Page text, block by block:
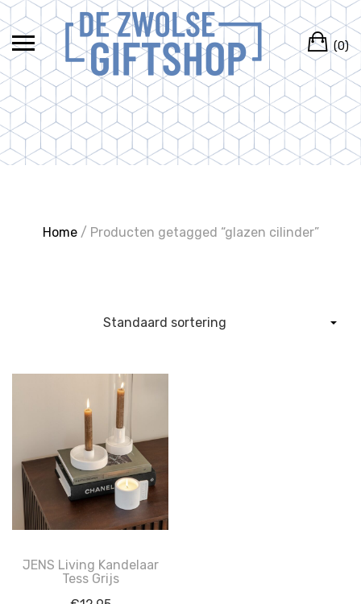
Ga
naar
de
inhoud
(0)
Home/ Producten getagged “glazen cilinder”
JENS Living Kandelaar
Tess Grijs